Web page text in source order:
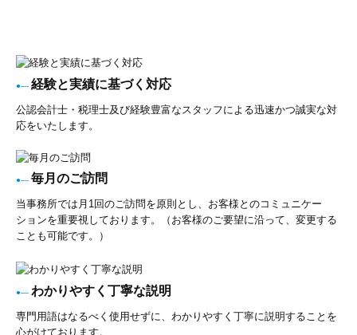
●― 経験と実績に基づく対応
公認会計士・税理士及び経験豊富なスタッフによる迅速かつ誠実な対
応をいたします。
●― 毎月のご訪問
当事務所では月1回のご訪問を原則とし、お客様とのコミュニケー
ションを重要視しております。（お客様のご要望に沿って、変更する
ことも可能です。）
●― わかりやすく丁寧な説明
専門用語はなるべく使用せずに、わかりやすく丁寧に説明することを
心がけております。